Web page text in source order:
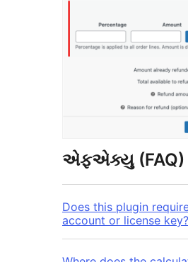
એફએક્યુ (FAQ)
Does this plugin
account or license key?